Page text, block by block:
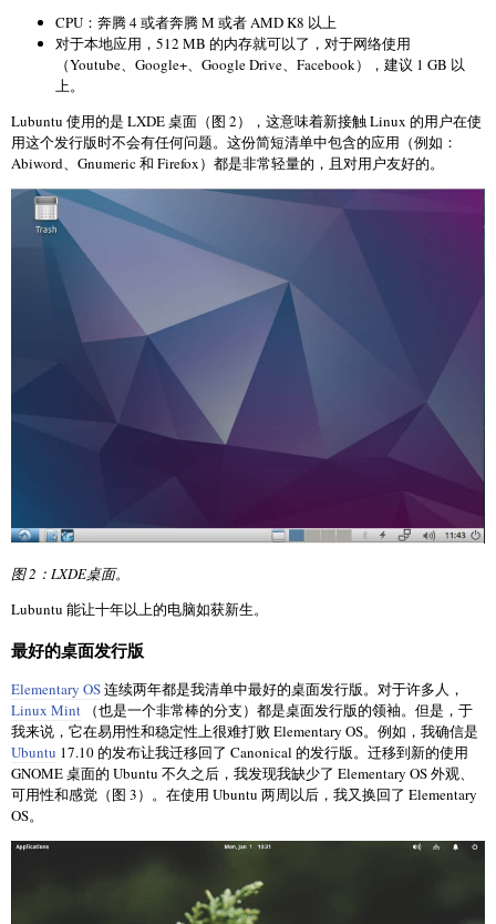
CPU：奔腾 4 或者奔腾 M 或者 AMD K8 以上
对于本地应用，512 MB 的内存就可以了，对于网络使用
（Youtube、Google+、Google Drive、Facebook），建议 1 GB 以
上。
Lubuntu 使用的是 LXDE 桌面（图 2），这意味着新接触 Linux 的用户在使
用这个发行版时不会有任何问题。这份简短清单中包含的应用（例如：
Abiword、Gnumeric 和 Firefox）都是非常轻量的，且对用户友好的。
图 2：LXDE桌面。
Lubuntu 能让十年以上的电脑如获新生。
最好的桌面发行版
Elementary OS连续两年都是我清单中最好的桌面发行版。对于许多人，
Linux Mint （也是一个非常棒的分支）都是桌面发行版的领袖。但是，于
我来说，它在易用性和稳定性上很难打败 Elementary OS。例如，我确信是
Ubuntu 17.10 的发布让我迁移回了 Canonical 的发行版。迁移到新的使用
GNOME 桌面的 Ubuntu 不久之后，我发现我缺少了 Elementary OS 外观、
可用性和感觉（图 3）。在使用 Ubuntu 两周以后，我又换回了 Elementary
OS。